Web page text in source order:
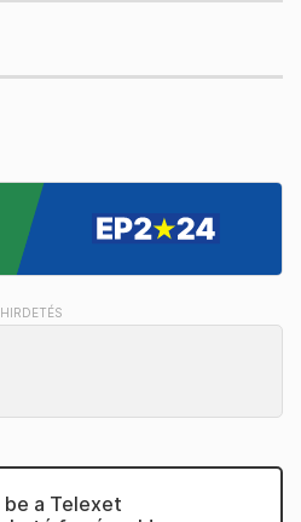
a Telexet